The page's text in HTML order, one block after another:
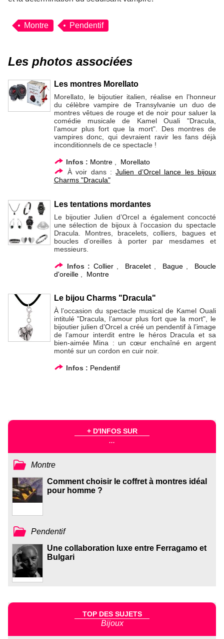
Montre Pendentif
Les photos associées
Les montres Morellato
Morellato, le bijoutier italien, réalise en l’honneur
du célèbre vampire de Transylvanie un duo de
montres vêtues de rouge et de noir pour saluer la
comédie musicale de Kamel Ouali "Dracula,
l’amour plus fort que la mort". Des montres de
vampires donc, qui devraient ravir les fans déjà
inconditionnels de ce spectacle !
Infos : Montre, Morellato
À voir dans :Julien d’Orcel lance les bijoux
Charms "Dracula"
Les tentations mordantes
Le bijoutier Julien d’Orcel a également concocté
une sélection de bijoux à l’occasion du spectacle
Dracula. Montres, bracelets, colliers, bagues et
boucles d’oreilles à porter par mesdames et
messieurs.
Infos : Collier, Bracelet, Bague, Boucle
d'oreille, Montre
Le bijou Charms "Dracula"
À l’occasion du spectacle musical de Kamel Ouali
intitulé "Dracula, l’amour plus fort que la mort", le
bijoutier julien d’Orcel a créé un pendentif à l’image
de l’amour interdit entre le héros Dracula et sa
bien-aimée Mina : un cœur enchaîné en argent
monté sur un cordon en cuir noir.
Infos : Pendentif
+ D'INFOS SUR
...
Montre
Comment choisir le coffret à montres idéal
pour homme ?
Pendentif
Une collaboration luxe entre Ferragamo et
Bulgari
TOP DES SUJETS
Bijoux